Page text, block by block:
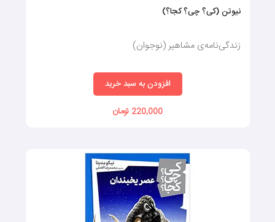
نیوتن (کی؟ چی؟ کجا؟)
زندگی‌نامه‌ی مشاهیر (نوجوان)
افزودن به سبد خرید
220,000 تومان